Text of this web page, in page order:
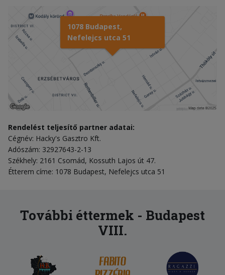
1078 Budapest,
Nefelejcs utca 51
Rendelést teljesítő partner adatai:
Cégnév: Hacky's Gasztro Kft.
Adószám: 32927643-2-13
Székhely: 2161 Csomád, Kossuth Lajos út 47.
Étterem címe: 1078 Budapest, Nefelejcs utca 51
További éttermek - Budapest
VIII.